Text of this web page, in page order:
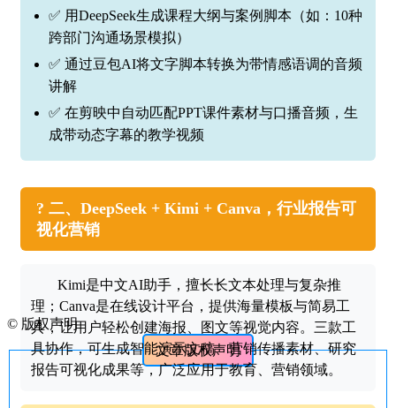
✅ 用DeepSeek生成课程大纲与案例脚本（如：10种
跨部门沟通场景模拟）
✅ 通过豆包AI将文字脚本转换为带情感语调的音频
讲解
✅ 在剪映中自动匹配PPT课件素材与口播音频，生
成带动态字幕的教学视频
? 二、DeepSeek + Kimi + Canva，行业报告可
视化营销
Kimi是中文AI助手，擅长长文本处理与复杂推
理；Canva是在线设计平台，提供海量模板与简易工
具，让用户轻松创建海报、图文等视觉内容。三款工
具协作，可生成智能演示文稿、营销传播素材、研究
报告可视化成果等，广泛应用于教育、营销领域。
© 版权声明
文章版权声明